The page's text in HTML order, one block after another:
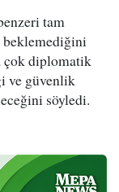
tam
beklemediğini
çok diplomatik
ve güvenlik
söyledi.